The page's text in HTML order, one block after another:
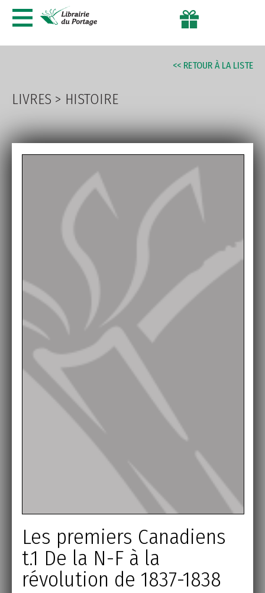
<< RETOUR À LA LISTE
LIVRES > HISTOIRE
Les premiers Canadiens
t.1 De la N-F à la
révolution de 1837-1838